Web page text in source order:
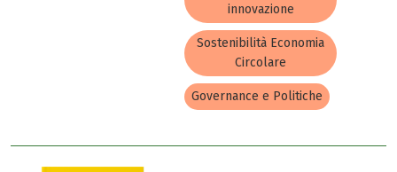
innovazione
Sostenibilità Economia
Circolare
Governance e Politiche